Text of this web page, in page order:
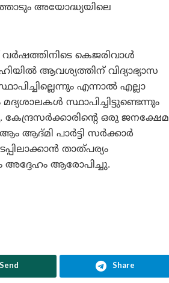
അയോദ്ധ്യയിലെ
കെജരിവാൾ
ആവശ്യത്തിന് വിദ്യാഭ്യാസ
എന്നാൽ എല്ലാ
സ്ഥാപിച്ചിട്ടുണ്ടെന്നും
ഒരു ജനക്ഷേമ
ആദ്മി പാർട്ടി സർക്കാർ
താത്പര്യം
അദ്ദേഹം ആരോപിച്ചു.
Send Share